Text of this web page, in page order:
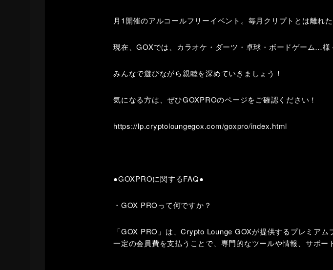
月1開催のアルコールフリーイベント。毎月クリプトとは離れ
現在、GOXでは、カラオケ・ダーツ・卓球・ボードゲーム…様
みんなで遊びながら親睦を深めていきましょう！
気になる方は、ぜひGOXPROのページをご確認ください！
https://lp.cryptoloungegox.com/goxpro/index.html
●GOXPROに関するFAQ●
・GOX PROって何ですか？
「GOX PRO」は、Crypto Lounge GOXが提供するプレミアム
一定の会員費を支払うことで、専門的なツールや情報、サポー